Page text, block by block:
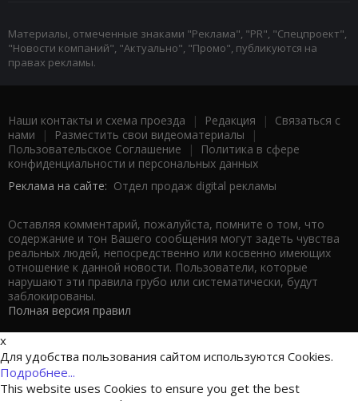
Материалы, отмеченные знаками "Реклама", "PR", "Спецпроект",
"Новости компаний", "Актуально", "Промо", публикуются на
правах рекламы.
Наши контакты и схема проезда | Редакция | Связаться с
нами | Разместить свои видеоматериалы |
Пользовательское Соглашение |
Политика в сфере
конфиденциальности и персональных данных
Реклама на сайте: Отдел продаж digital рекламы
Оставляя комментарий, пожалуйста, помните о том, что
содержание и тон Вашего сообщения могут задеть чувства
реальных людей, непосредственно или косвенно имеющих
отношение к данной новости. Пользователи, которые
нарушают эти правила грубо или систематически, будут
заблокированы.
Полная версия правил
x
Для удобства пользования сайтом используются Cookies.
Подробнее...
This website uses Cookies to ensure you get the best